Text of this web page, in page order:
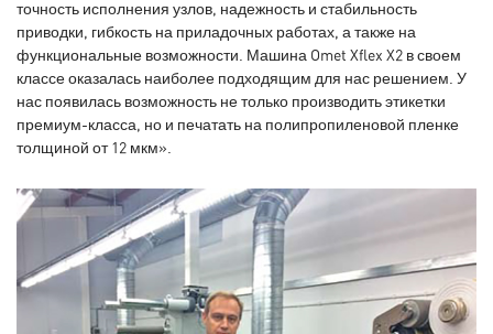
точность исполнения узлов, надежность и стабильность
приводки, гибкость на приладочных работах, а также на
функциональные возможности. Машина Omet Xflex X2 в своем
классе оказалась наиболее подходящим для нас решением. У
нас появилась возможность не только производить этикетки
премиум-класса, но и печатать на полипропиленовой пленке
толщиной от 12 мкм».